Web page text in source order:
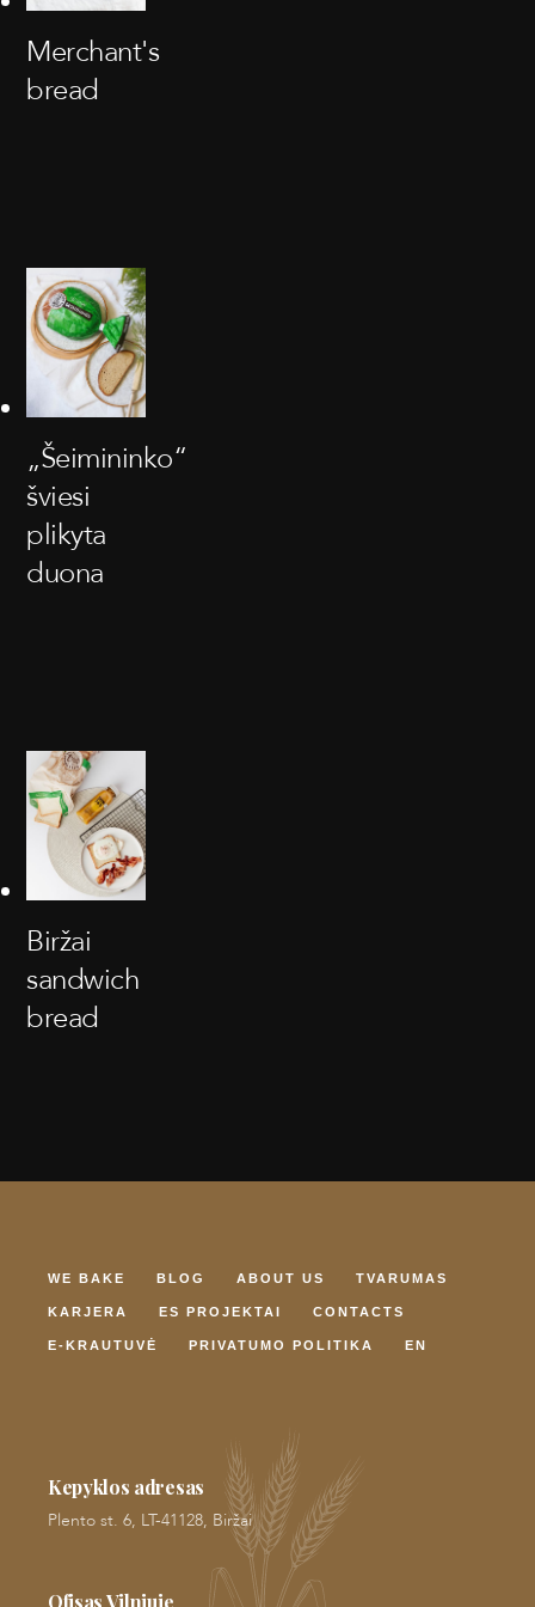
Merchant's
bread
„Šeimininko“
šviesi
plikyta
duona
Biržai
sandwich
bread
WE BAKE BLOG ABOUT US TVARUMAS
KARJERA ES PROJEKTAI CONTACTS
E-KRAUTUVĖ PRIVATUMO POLITIKA EN
Kepyklos adresas
Plento st. 6, LT-41128, Biržai
Ofisas Vilniuje